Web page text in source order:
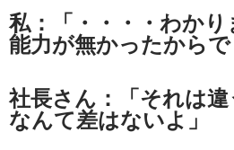
私：「・・・・わか
能力が無かったからで
社長さん：「それは
なんて差はないよ」